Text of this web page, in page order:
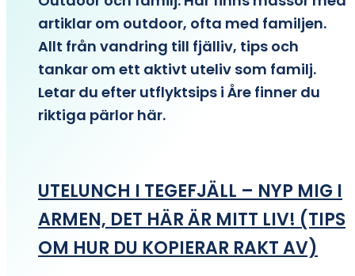
artiklar om outdoor, ofta med familjen.
Allt från vandring till fjälliv, tips och
tankar om ett aktivt uteliv som familj.
Letar du efter utflyktsips i Åre finner du
riktiga pärlor här.
UTELUNCH I TEGEFJÄLL – NYP MIG I
ARMEN, DET HÄR ÄR MITT LIV! (TIPS
OM HUR DU KOPIERAR RAKT AV)